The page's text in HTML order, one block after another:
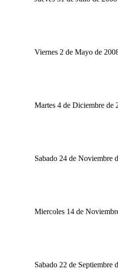
Viernes 2 de Mayo de
Martes 4 de Diciembre de
Sabado 24 de Noviembre
Miercoles 14 de
Sabado 22 de Septiembre